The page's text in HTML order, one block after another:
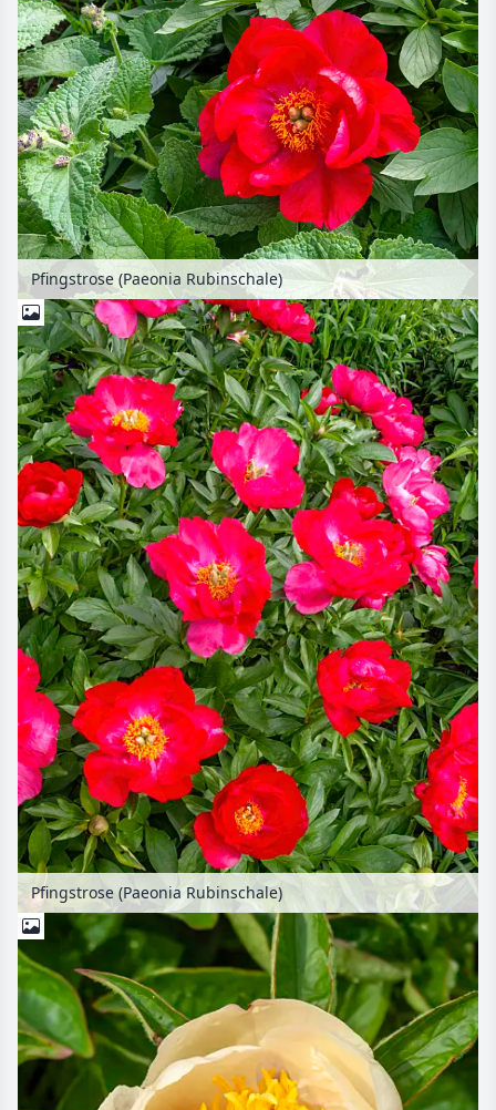
Pfingstrose (Paeonia Rubinschale)
Pfingstrose (Paeonia Rubinschale)